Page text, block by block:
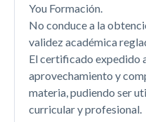
You Formación.
No conduce a la
validez académica
El certificado expedido
aprovechamiento y
materia, pudiendo ser
curricular y profesional.